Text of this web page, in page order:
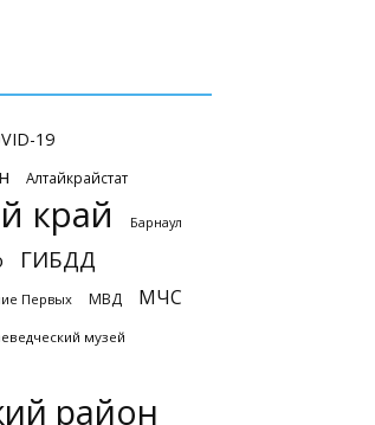
19
Алтайкрайстат
край Барнаул
ГИБДД
Первых МВД МЧС
музей
район